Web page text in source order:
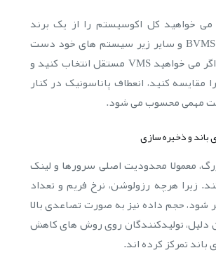
می خواهید کل اکوسیستم را از یک برند
بگیرید، بوش با BVMS و سایر زیر سیستم های خود دست
بالا را دارد. اما اگر می خواهید VMS مستقل انتخاب کنید و
مقایسه کنید، انعطاف پاناسونیک در کنار
مهمی محسوب می شود.
باند و ذخیره سازی
معمولا محدودیت اصلی سرورها و لینک
زیرا هرچه رزولوشن، نرخ فریم و تعداد
شود، حجم داده نیز به صورت تصاعدی بالا
دلیل، تولیدکنندگان روی روش های کاهش
تمرکز کرده اند.